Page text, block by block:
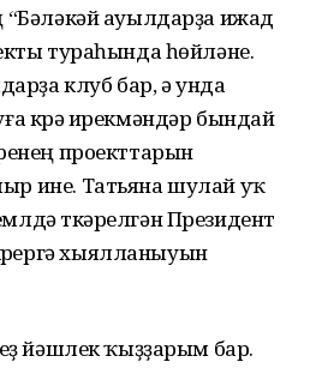
“Бәләкәй ауылдарҙа ижад
тураһында һөйләне.
клуб бар, ә унда
күрә ирекмәндәр бындай
проекттарын
ине. Татьяна шулай уҡ
үткәрелгән Президент
хыялланыуын
йәшлек ҡыҙҙарым бар.